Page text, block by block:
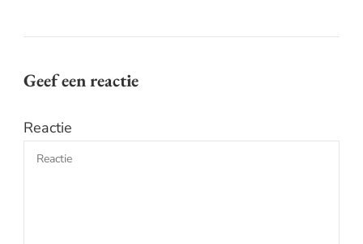
Geef een reactie
Reactie